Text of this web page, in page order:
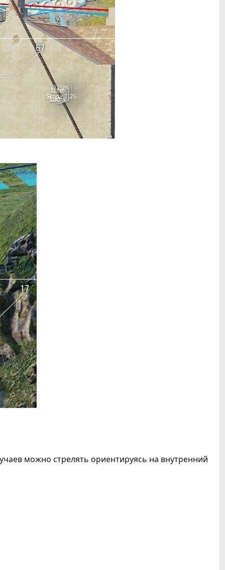
можно стрелять ориентируясь на внутренний